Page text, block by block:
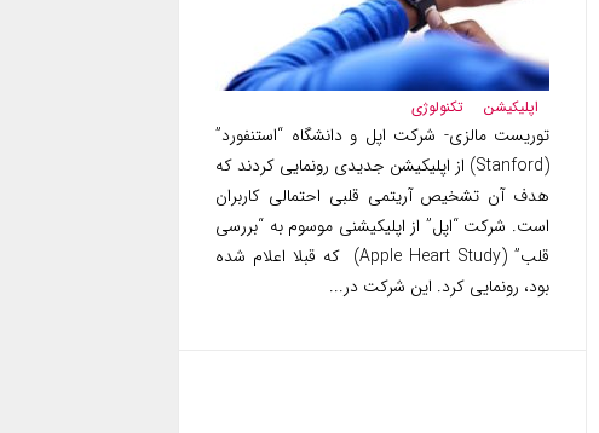
اپلیکیشن تکنولوژی
توریست مالزی- شرکت اپل و دانشگاه “استنفورد”
(Stanford) از اپلیکیشن جدیدی رونمایی کردند که
هدف آن تشخیص آریتمی قلبی احتمالی کاربران
است. شرکت “اپل” از اپلیکیشنی موسوم به “بررسی
قلب” (Apple Heart Study) که قبلا اعلام شده
بود، رونمایی کرد. این شرکت در...